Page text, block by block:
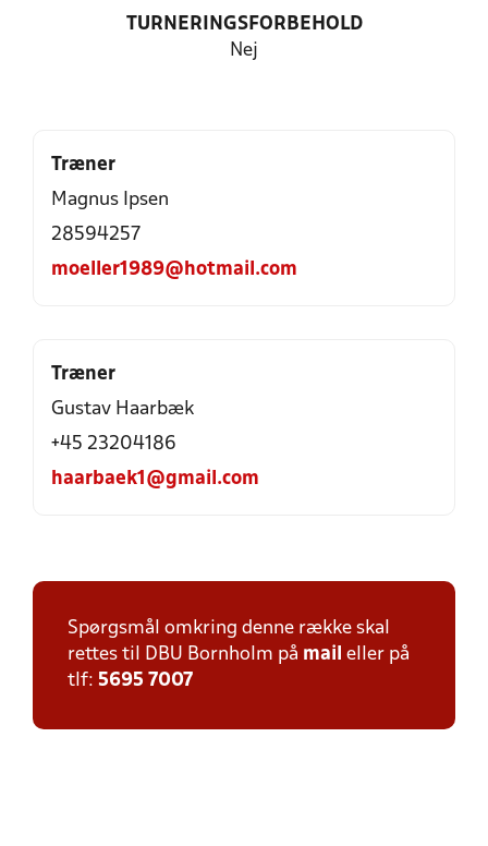
TURNERINGSFORBEHOLD
Nej
Træner
Magnus Ipsen
28594257
moeller1989@hotmail.com
Træner
Gustav Haarbæk
+45 23204186
haarbaek1@gmail.com
Spørgsmål omkring denne række skal
rettes til DBU Bornholm på mail eller på
tlf: 5695 7007